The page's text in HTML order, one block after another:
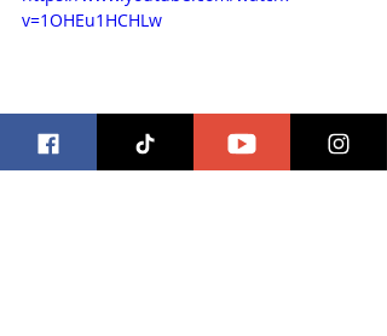
v=1OHEu1HCHLw